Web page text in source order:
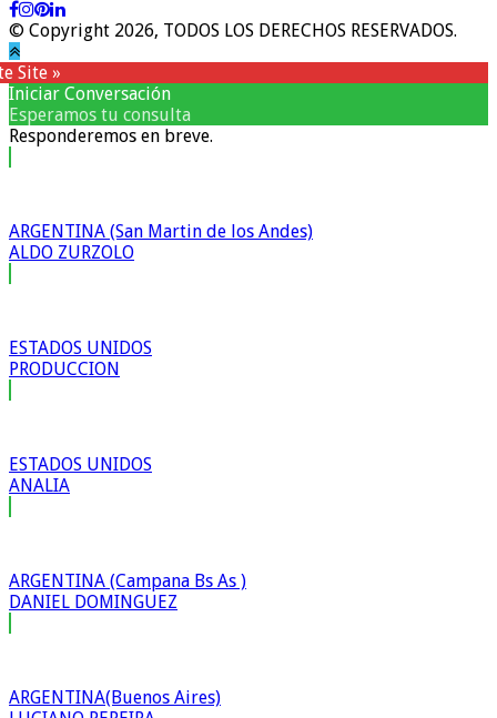
© Copyright 2026, TODOS LOS DERECHOS RESERVADOS.
Site »
Iniciar Conversación
Esperamos tu consulta
Responderemos en breve.
ARGENTINA (San Martin de los Andes)
ALDO ZURZOLO
ESTADOS UNIDOS
PRODUCCION
ESTADOS UNIDOS
ANALIA
ARGENTINA (Campana Bs As )
DANIEL DOMINGUEZ
ARGENTINA(Buenos Aires)